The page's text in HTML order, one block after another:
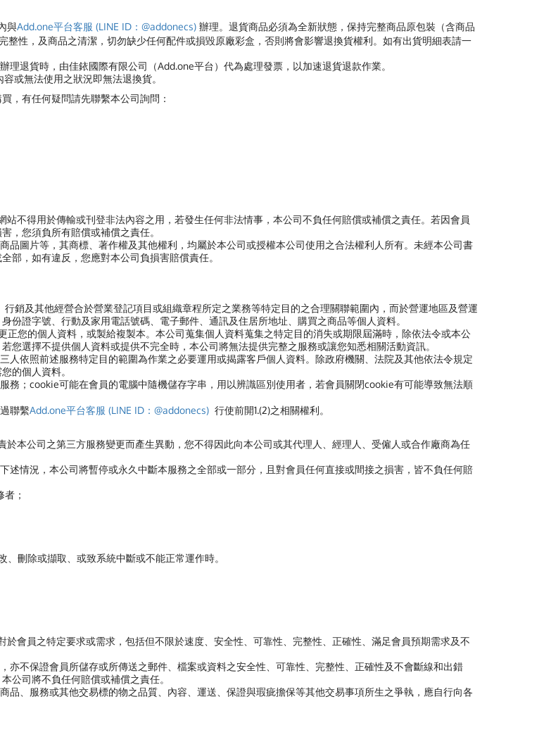
與Add.one平台客服 (LINE ID：@addonecs) 辦理。退貨商品必須為全新狀態，保持完整商品原包裝（含商品
性，及商品之清潔，切勿缺少任何配件或損毀原廠彩盒，否則將會影響退換貨權利。如有出貨明細表請一
退貨時，由佳銥國際有限公司（Add.one平台）代為處理發票，以加速退貨退款作業。
或無法使用之狀況即無法退換貨。
，有任何疑問請先聯繫本公司詢問：
不得用於傳輸或刊登非法內容之用，若發生任何非法情事，本公司不負任何賠償或補償之責任。若因會員
，您須負所有賠償或補償之責任。
品圖片等，其商標、著作權及其他權利，均屬於本公司或授權本公司使用之合法權利人所有。未經本公司書
部，如有違反，您應對本公司負損害賠償責任。
銷及其他經營合於營業登記項目或組織章程所定之業務等特定目的之合理關聯範圍內，而於營運地區及營運
證字號、行動及家用電話號碼、電子郵件、通訊及住居所地址、購買之商品等個人資料。
正您的個人資料，或製給複製本。本公司蒐集個人資料蒐集之特定目的消失或期限屆滿時，除依法令或本公
選擇不提供個人資料或提供不完全時，本公司將無法提供完整之服務或讓您知悉相關活動資訊。
依照前述服務特定目的範圍為作業之必要運用或揭露客戶個人資料。除政府機關、法院及其他依法令規定
的個人資料。
務；cookie可能在會員的電腦中隨機儲存字串，用以辨識區別使用者，若會員關閉cookie有可能導致無法順
聯繫Add.one平台客服 (LINE ID：@addonecs) 行使前開1.(2)之相關權利。
本公司之第三方服務變更而產生異動，您不得因此向本公司或其代理人、經理人、受僱人或合作廠商為任
述情況，本公司將暫停或永久中斷本服務之全部或一部分，且對會員任何直接或間接之損害，皆不負任何賠
；
刪除或擷取、或致系統中斷或不能正常運作時。
會員之特定要求或需求，包括但不限於速度、安全性、可靠性、完整性、正確性、滿足會員預期需求及不
亦不保證會員所儲存或所傳送之郵件、檔案或資料之安全性、可靠性、完整性、正確性及不會斷線和出錯
公司將不負任何賠償或補償之責任。
、服務或其他交易標的物之品質、內容、運送、保證與瑕疵擔保等其他交易事項所生之爭執，應自行向各